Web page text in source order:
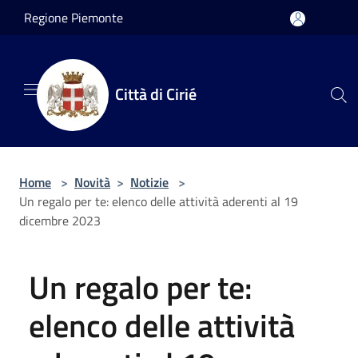
Salta al contenuto principale
Regione Piemonte
Città di Cirié
Home > Novità > Notizie >
Un regalo per te: elenco delle attività aderenti al 19
dicembre 2023
Un regalo per te:
elenco delle attività